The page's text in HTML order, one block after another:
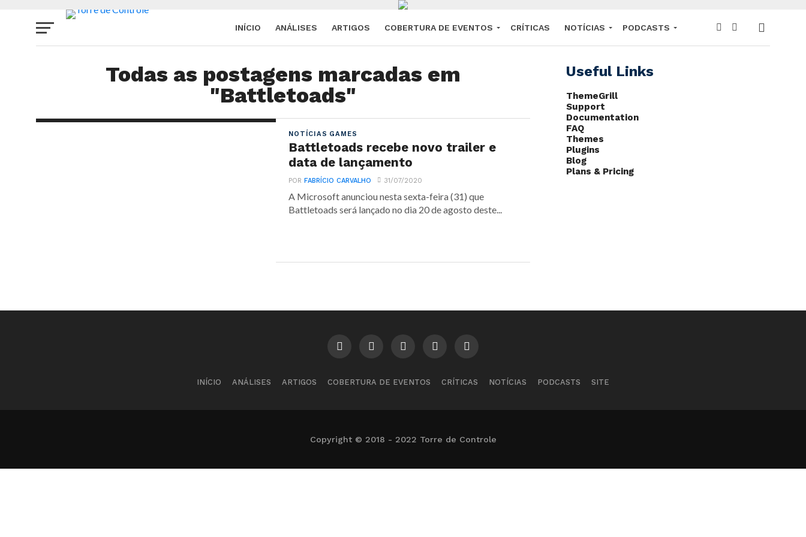
INÍCIO ANÁLISES ARTIGOS COBERTURA DE EVENTOS CRÍTICAS NOTÍCIAS PODCASTS
Todas as postagens marcadas em
"Battletoads"
NOTÍCIAS GAMES
Battletoads recebe novo trailer e
data de lançamento
PORFABRÍCIO CARVALHO 31/07/2020
A Microsoft anunciou nesta sexta-feira (31) que
Battletoads será lançado no dia 20 de agosto deste...
Useful Links
ThemeGrill
Support
Documentation
FAQ
Themes
Plugins
Blog
Plans & Pricing
INÍCIO ANÁLISES ARTIGOS COBERTURA DE EVENTOS CRÍTICAS NOTÍCIAS PODCASTS SITE
Copyright © 2018 - 2022 Torre de Controle